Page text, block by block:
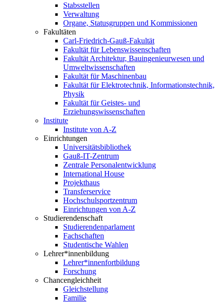
Stabsstellen
Verwaltung
Organe, Statusgruppen und Kommissionen
Fakultäten
Carl-Friedrich-Gauß-Fakultät
Fakultät für Lebenswissenschaften
Fakultät Architektur, Bauingenieurwesen und
Umweltwissenschaften
Fakultät für Maschinenbau
Fakultät für Elektrotechnik, Informationstechnik,
Physik
Fakultät für Geistes- und
Erziehungswissenschaften
Institute
Institute von A-Z
Einrichtungen
Universitätsbibliothek
Gauß-IT-Zentrum
Zentrale Personalentwicklung
International House
Projekthaus
Transferservice
Hochschulsportzentrum
Einrichtungen von A-Z
Studierendenschaft
Studierendenparlament
Fachschaften
Studentische Wahlen
Lehrer*innenbildung
Lehrer*innenfortbildung
Forschung
Chancengleichheit
Gleichstellung
Familie